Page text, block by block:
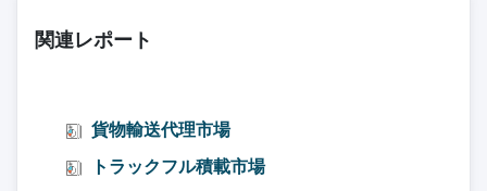
関連レポート
貨物輸送代理市場
トラックフル積載市場